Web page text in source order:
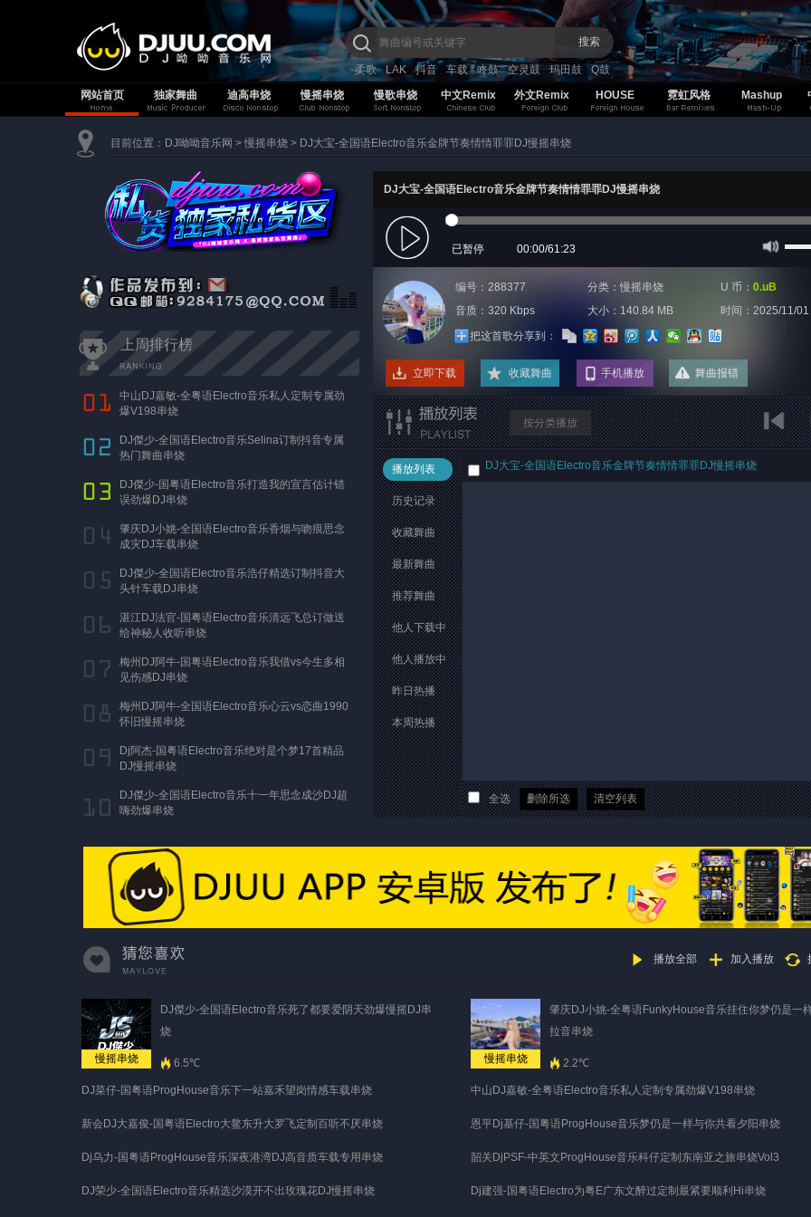
搜索
柔歌 LAK 抖音 车载 咚鼓 空灵鼓 玛田鼓
Q鼓
网站首页
独家舞曲 迪高串烧 慢摇串烧 慢歌串烧 中文Remix 外文Remix HOUSE 霓虹风格 Mashup
目前位置： DJ呦呦音乐网 > 慢摇串烧 > DJ大宝-全国语Electro音乐金牌节奏情情罪罪DJ慢摇串烧
上周排行榜
中山DJ嘉敏-全粤语Electro音乐私人定制专属劲
爆V198串烧
DJ傑少-全国语Electro音乐Selina订制抖音专属
热门舞曲串烧
DJ傑少-国粤语Electro音乐打造我的宣言估计错
误劲爆DJ串烧
肇庆DJ小姚-全国语Electro音乐香烟与吻痕思念
成灾DJ车载串烧
DJ傑少-全国语Electro音乐浩仔精选订制抖音大
头针车载DJ串烧
湛江DJ法官-国粤语Electro音乐清远飞总订做送
给神秘人收听串烧
梅州DJ阿牛-国粤语Electro音乐我借vs今生多相
见伤感DJ串烧
梅州DJ阿牛-全国语Electro音乐心云vs恋曲1990
怀旧慢摇串烧
Dj阿杰-国粤语Electro音乐绝对是个梦17首精品
DJ慢摇串烧
DJ傑少-全国语Electro音乐十一年思念成沙DJ超
嗨劲爆串烧
DJ大宝-全国语Electro音乐金牌节奏情情罪罪DJ慢摇串烧
已暂停 00:00/61:23
编号：288377 分类： 慢摇串烧 U 币： 0.uB
音质：320 Kbps
大小：140.84 MB 时间： 2025/11/01
把这首歌分享到：
立即下载 收藏舞曲 手机播放 舞曲报错
按分类播放
播放列表
历史记录
收藏舞曲
最新舞曲
推荐舞曲
他人下载中
他人播放中
昨日热播
本周热播
DJ大宝-全国语Electro音乐金牌节奏情情罪罪DJ慢摇串烧
全选 删除所选 清空列表
播放全部 加入播放
慢摇串烧
DJ傑少-全国语Electro音乐死了都要爱阴天劲爆慢摇DJ串
烧
6.5℃
DJ菜仔-国粤语ProgHouse音乐下一站嘉禾望岗情感车载串烧
新会DJ大嘉俊-国粤语Electro大鳌东升大罗飞定制百听不厌串烧
Dj乌力-国粤语ProgHouse音乐深夜港湾DJ高音质车载专用串烧
DJ荣少-全国语Electro音乐精选沙漠开不出玫瑰花DJ慢摇串烧
慢摇串烧
肇庆DJ小姚-全粤语FunkyHouse音乐挂住你梦仍是一
拉音串烧
2.2℃
中山DJ嘉敏-全粤语Electro音乐私人定制专属劲爆V198串烧
恩平Dj基仔-国粤语ProgHouse音乐梦仍是一样与你共看夕阳串烧
韶关DjPSF-中英文ProgHouse音乐科仔定制东南亚之旅串烧Vol3
Dj建强-国粤语Electro为粤E广东文醉过定制最紧要顺利Hi串烧